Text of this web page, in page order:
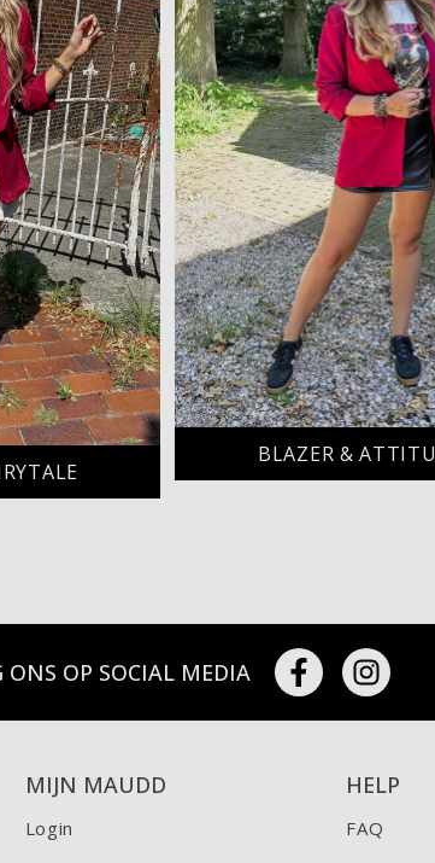
BLAZER &
ONS OP SOCIAL MEDIA
MIJN MAUDD
Login
HELP
FAQ